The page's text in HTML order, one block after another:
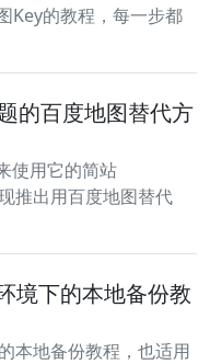
Key的教程，每一步都
的百度地图替代方
使用它的简站
推出用百度地图替代
境下的本地备份教
本地备份教程，也适用